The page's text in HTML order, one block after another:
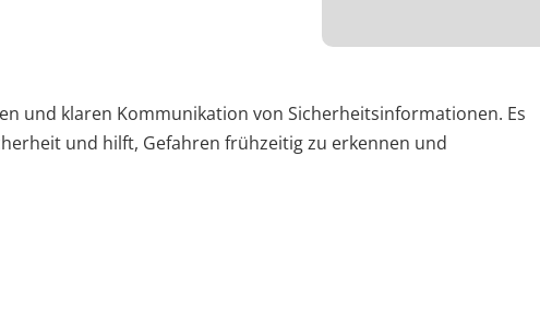
und klaren Kommunikation von Sicherheitsinformationen. Es
und hilft, Gefahren frühzeitig zu erkennen und